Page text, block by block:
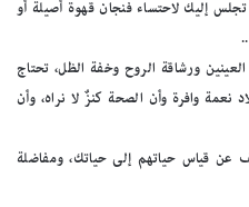
إليك لاحتساء فنجان قهوة أصيلة أو
ورشاقة الروح وخفة الظل، تحتاج
نعمة وافرة وأن الصحة كنزٌ لا نراه، وأن
عن قياس حياتهم إلى حياتك، ومفاضلة